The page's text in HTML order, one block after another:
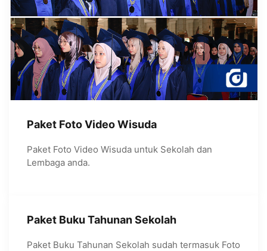
Paket Foto Video Wisuda
Paket Foto Video Wisuda untuk Sekolah dan
Lembaga anda.
Paket Buku Tahunan Sekolah
Paket Buku Tahunan Sekolah sudah termasuk Foto